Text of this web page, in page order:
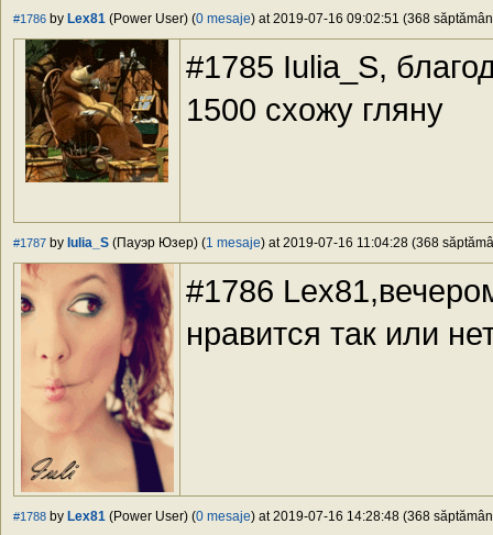
#1786 by Lex81 (Power User) (0 mesaje) at 2019-07-16 09:02:51 (368
#1785 Iulia_S,
1500 схожу гляну
#1787 by Iulia_S (Пауэр Юзер) (1 mesaje) at 2019-07-16 11:04:28 (368
#1786
нравится так или
#1788 by Lex81 (Power User) (0 mesaje) at 2019-07-16 14:28:48 (368